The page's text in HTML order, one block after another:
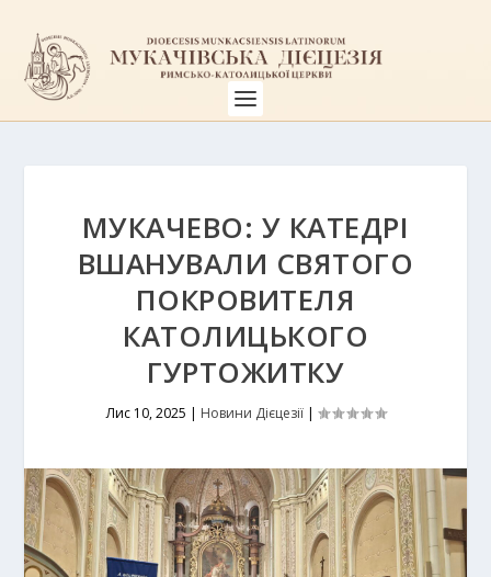
МУКАЧЕВО: У КАТЕДРІ
ВШАНУВАЛИ СВЯТОГО
ПОКРОВИТЕЛЯ
КАТОЛИЦЬКОГО
ГУРТОЖИТКУ
Лис 10, 2025 | Новини Дієцезії|